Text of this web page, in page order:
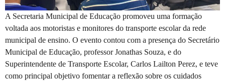
A Secretaria Municipal de Educação promoveu uma formação
voltada aos motoristas e monitores do transporte escolar da rede
municipal de ensino. O evento contou com a presença do Secretário
Municipal de Educação, professor Jonathas Souza, e do
Superintendente de Transporte Escolar, Carlos Lailton Perez, e teve
como principal objetivo fomentar a reflexão sobre os cuidados